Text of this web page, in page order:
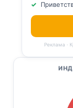
Реклама ·